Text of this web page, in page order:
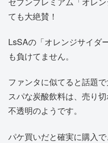
ても大絶賛！
LsSAの「オレンジサイダ
も負けてません。
ファンタに似てると話題
スパな炭酸飲料は、売り
不透明のようです。
パケ買いだと確実に購入